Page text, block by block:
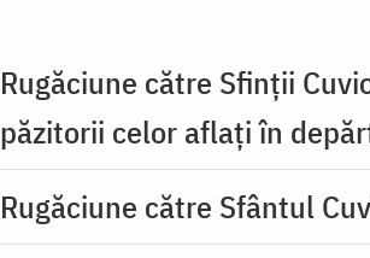
Rugăciune către Sfinții
păzitorii celor aflați în
Rugăciune către Sfântul